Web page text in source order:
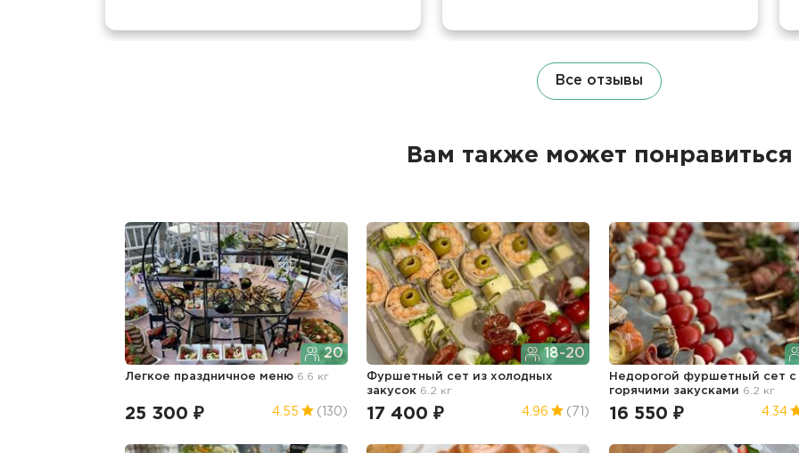
Все отзывы
Вам также может понравиться
20
Легкое праздничное меню 6.6 кг
25 300 ₽ 4.55 (130)
18-20
Фуршетный сет из холодных
закусок 6.2 кг
17 400 ₽ 4.96 (71)
Недорогой фуршетный сет с
горячими закусками 6.2 кг
16 550 ₽ 4.34